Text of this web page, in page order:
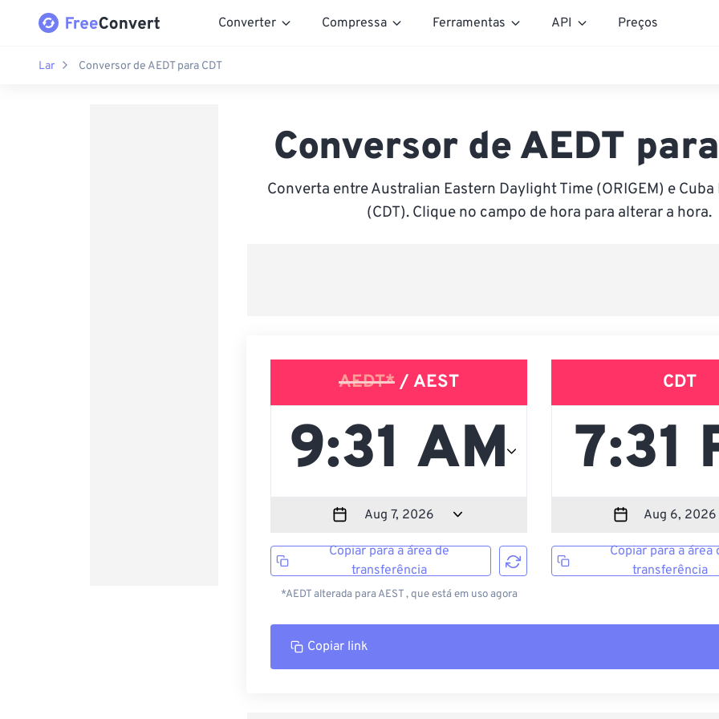
Converter Compressa Ferramentas API Preços
Lar Conversor de AEDT para CDT
Conversor de AEDT
Converta entre Australian Eastern Daylight Time (ORIGEM) e
(CDT). Clique no campo de hora para alterar a hora.
AEDT* / AEST
Copiar para a área de
transferência
*AEDT alterada para AEST , que está em uso agora
CDT
Copiar para a área
transferência
Copiar link